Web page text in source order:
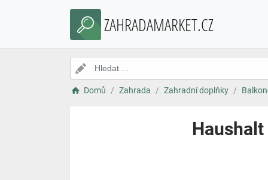
ZAHRADAMARKET.CZ
Domů Zahrada Zahradní doplňky